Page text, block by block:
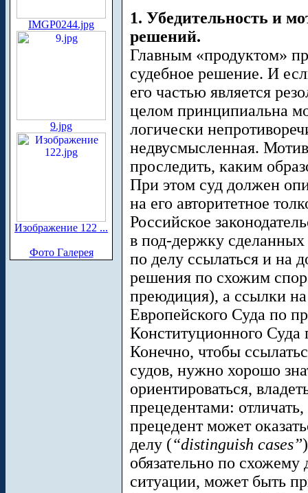
IMGP0244.jpg
9.jpg
Изображение 122 ...
Фото Галерея
1. Убедительность и
решений.
Главным «продуктом»
судебное решение. И
его частью является
целом принципиальна
логически
недвусмысленная.
проследить, каким
При этом суд должен
на его авторитетное
Российское
в под-держку
по делу ссылаться и на
решения по схожим
преюдиция), а ссылки
Европейского Суда по
Конституционного Суда
Конечно, чтобы
судов, нужно хорошо
ориентироваться,
прецедентами:
прецедент может
делу (“distinguish cases”
обязательно по
ситуации, может быть